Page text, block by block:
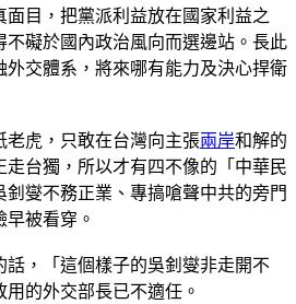
目，把黨派利益放在國家利益之
不礙於國內政治風向而選邊站。長此
外交體系，將來哪有能力及決心捍衛
老虎，只敢在台灣向主張兩岸和解的
台獨，所以才有四不像的「中華民
釗燮不務正業、專搞嗆聲中共的旁門
被看穿。
話，「這個樣子的吳釗燮非走開不
的外交部長已不適任。